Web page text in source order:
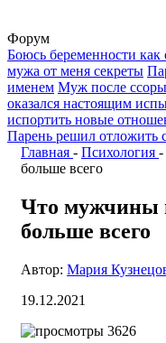
Форум
Боюсь беременности
мужа от меня секреты
именем Муж после
оказался настоящим
испортить новые
Парень решил отложить
Главная - Психология -
больше всего
Что мужчины
больше всего
Автор: Мария
19.12.2021
3626